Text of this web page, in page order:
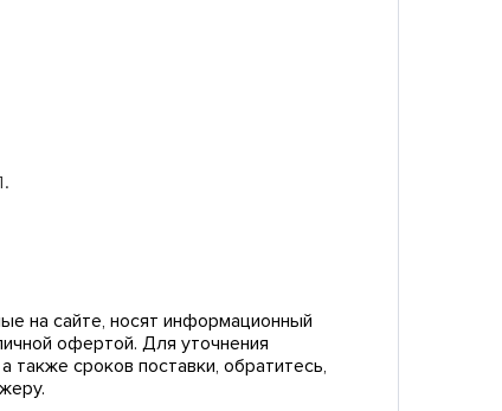
на сайте, носят информационный
офертой. Для уточнения
также сроков поставки, обратитесь,